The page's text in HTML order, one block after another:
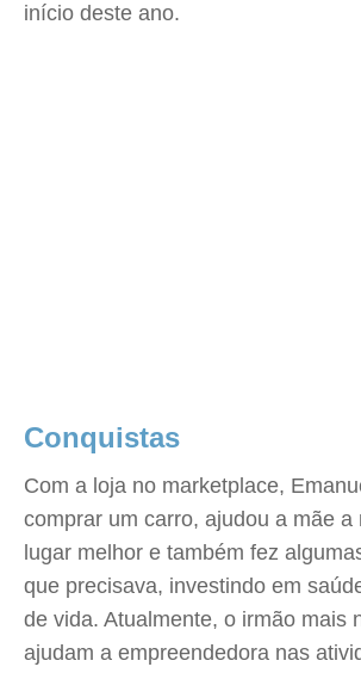
início deste ano.
Conquistas
Com a loja no marketplace,
comprar um carro, ajudou a mãe a
lugar melhor e também fez
que precisava, investindo em
de vida. Atualmente, o irmão mais
ajudam a empreendedora nas